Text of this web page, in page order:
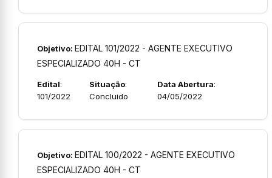
Objetivo: EDITAL 101/2022 - AGENTE EXECUTIVO
ESPECIALIZADO 40H - CT
Edital:
101/2022
Situação:
Concluido
Data Abertura:
04/05/2022
Objetivo: EDITAL 100/2022 - AGENTE EXECUTIVO
ESPECIALIZADO 40H - CT